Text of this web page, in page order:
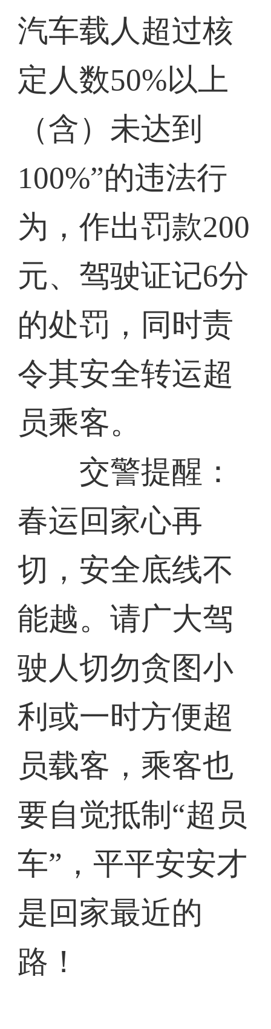
汽车载人超过核
定人数50%以上
（含）未达到
100%”的违法行
为，作出罚款200
元、驾驶证记6分
的处罚，同时责
令其安全转运超
员乘客。
交警提醒：
春运回家心再
切，安全底线不
能越。请广大驾
驶人切勿贪图小
利或一时方便超
员载客，乘客也
要自觉抵制“超员
车”，平平安安才
是回家最近的
路！